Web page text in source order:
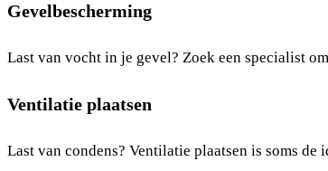
Gevelbescherming
Last van vocht in je gevel? Zoek een specialist
Ventilatie plaatsen
Last van condens? Ventilatie plaatsen is soms